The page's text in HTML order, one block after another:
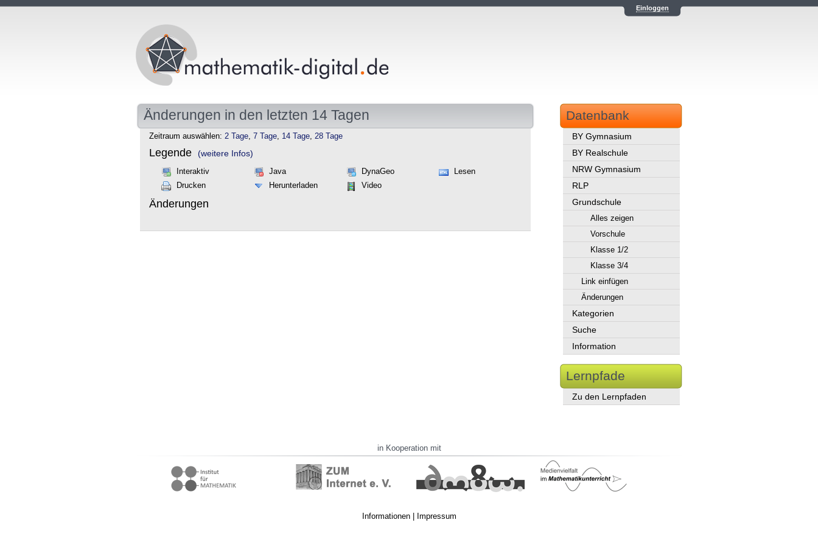
Einloggen
Änderungen in den letzten 14 Tagen
Zeitraum auswählen: 2 Tage, 7 Tage, 14 Tage, 28 Tage
Legende (weitere Infos)
Interaktiv Java DynaGeo
Lesen
Drucken
Herunterladen Video
Änderungen
Datenbank
BY Gymnasium
BY Realschule
NRW Gymnasium
RLP
Grundschule
Alles zeigen
Vorschule
Klasse 1/2
Klasse 3/4
Link einfügen
Änderungen
Kategorien
Suche
Information
Lernpfade
Zu den Lernpfaden
in Kooperation mit
Informationen| Impressum